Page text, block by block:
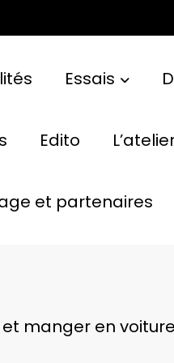
Essais
Edito
et partenaires
manger en